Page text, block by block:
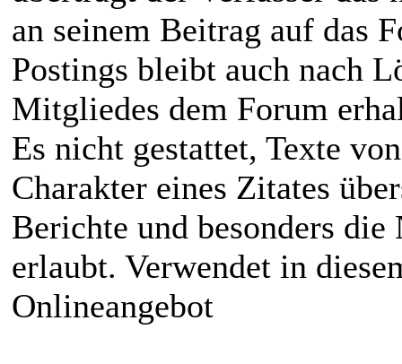
an seinem Beitrag auf das
Postings bleibt auch nach
Mitgliedes dem Forum
Es nicht gestattet, Texte
Charakter eines Zitates
Berichte und besonders
erlaubt. Verwendet in
Onlineangebot